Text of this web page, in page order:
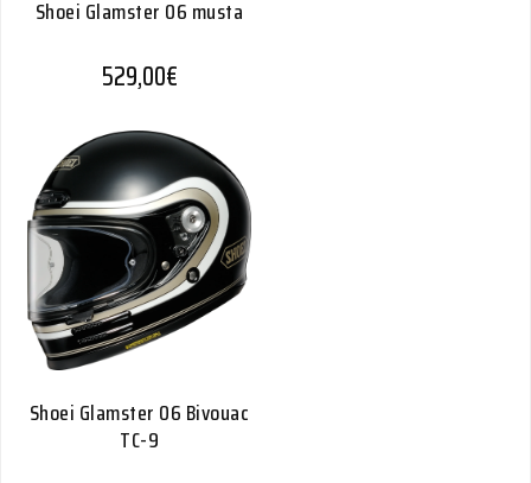
Shoei Glamster 06 musta
529,00€
Shoei Glamster 06 Bivouac
TC-9